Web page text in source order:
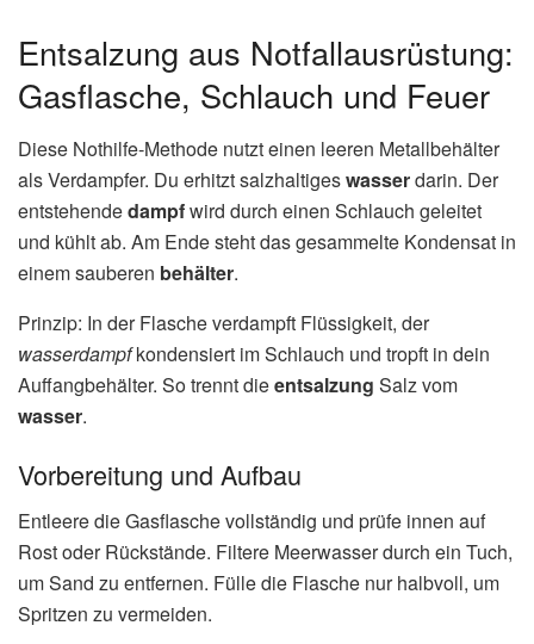
Entsalzung aus Notfallausrüstung:
Gasflasche, Schlauch und Feuer
Diese Nothilfe‑Methode nutzt einen leeren Metallbehälter
als Verdampfer. Du erhitzt salzhaltigeswasserdarin. Der
entstehendedampfwird durch einen Schlauch geleitet
und kühlt ab. Am Ende steht das gesammelte Kondensat in
einem sauberen behälter.
Prinzip: In der Flasche verdampft Flüssigkeit, der
wasserdampfkondensiert im Schlauch und tropft in dein
Auffangbehälter. So trennt dieentsalzung Salz vom
wasser.
Vorbereitung und Aufbau
Entleere die Gasflasche vollständig und prüfe innen auf
Rost oder Rückstände. Filtere Meerwasser durch ein Tuch,
um Sand zu entfernen. Fülle die Flasche nur halbvoll, um
Spritzen zu vermeiden.